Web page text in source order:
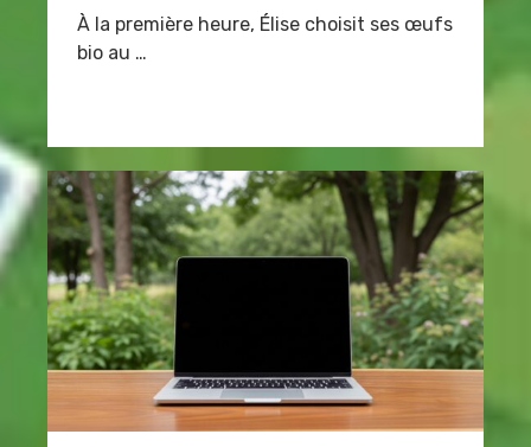
À la première heure, Élise choisit ses œufs
bio au …